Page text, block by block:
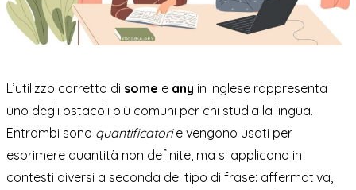
L’utilizzo corretto di some e any in inglese rappresenta
uno degli ostacoli più comuni per chi studia la lingua.
Entrambi sono quantificatorie vengono usati per
esprimere quantità non definite, ma si applicano in
contesti diversi a seconda del tipo di frase: affermativa,